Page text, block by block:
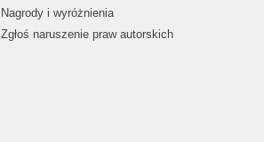
Nagrody i wyróżnienia
Zgłoś naruszenie praw autorskich